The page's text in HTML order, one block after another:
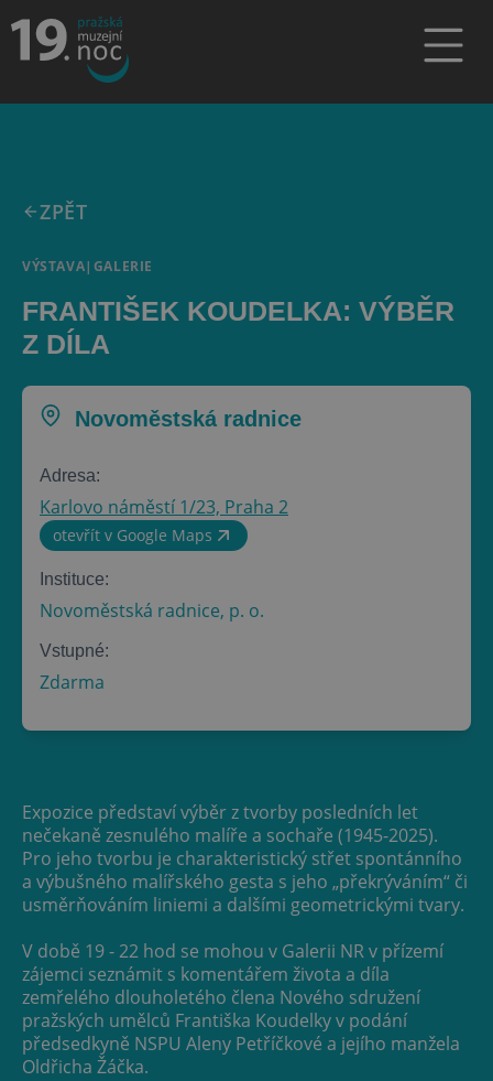
ZPĚT
VÝSTAVA| GALERIE
FRANTIŠEK KOUDELKA: VÝBĚR
Z DÍLA
Novoměstská radnice
Adresa:
Karlovo náměstí 1/23, Praha 2
otevřít v Google Maps
Instituce:
Novoměstská radnice, p. o.
Vstupné:
Zdarma
Expozice představí výběr z tvorby posledních let
nečekaně zesnulého malíře a sochaře (1945-2025).
Pro jeho tvorbu je charakteristický střet spontánního
a výbušného malířského gesta s jeho „překrýváním“ či
usměrňováním liniemi a dalšími geometrickými tvary.
V době 19 - 22 hod se mohou v Galerii NR v přízemí
zájemci seznámit s komentářem života a díla
zemřelého dlouholetého člena Nového sdružení
pražských umělců Františka Koudelky v podání
předsedkyně NSPU Aleny Petříčkové a jejího manžela
Oldřicha Žáčka.